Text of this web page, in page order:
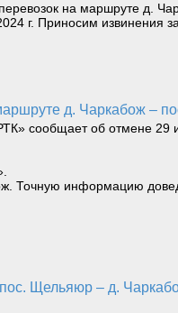
на маршруте д.
г. Приносим извинения
д. Чаркабож –
сообщает об отмене 29
Точную информацию